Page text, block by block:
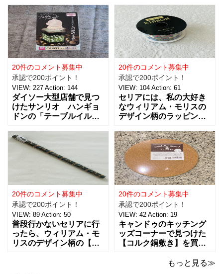
20件のコメント募集中
承認で200ポイント！
VIEW: 227 Action: 144
ダイソー大型店舗で見つ
けたサンリオ ハンギョ
ドンの「テーブルイルミ
円を買ってきました。 パ
ーティーのテーブルデコ
レーションやおやすみ前
のリラックスタイムに良
さそうな商品で、あの
「ハンギョドン」がデザ
インされたライトは、
20件のコメント募集中
承認で200ポイント！
VIEW: 104 Action: 61
セリアには、私の大好き
なウィリアム・モリスの
デザイン柄のラッピング
です！【サテンリボンマ
スターピースコレクショ
ン/WM】もとっても素敵
なので、紹介しますね。
サテンリボンの材質は、
ポリエステル。サイズ
は、約幅30㎜ x
20件のコメント募集中
承認で200ポイント！
VIEW: 89 Action: 50
普段行かないセリアに行
ったら、ウィリアム・モ
リスのデザイン柄の【包
20件のコメント募集中
承認で200ポイント！
VIEW: 42 Action: 19
キャンドゥのキッチング
ッズコーナーで見つけた
【コルク鍋敷き】を買っ
ている鍋敷きは木製のも
もっと見る≫